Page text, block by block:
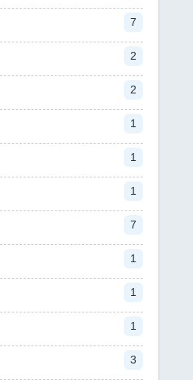
7
2
2
1
1
1
7
1
1
1
3